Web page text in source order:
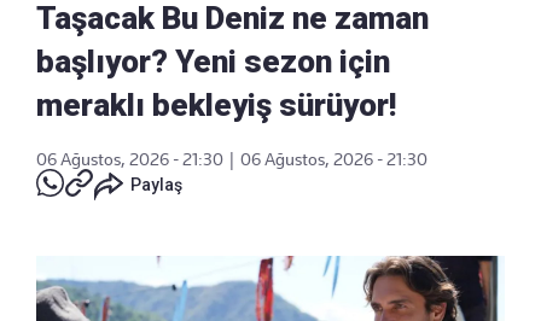
Taşacak Bu Deniz ne zaman
başlıyor? Yeni sezon için
meraklı bekleyiş sürüyor!
06 Ağustos, 2026 - 21:30
06 Ağustos, 2026 - 21:30
Paylaş